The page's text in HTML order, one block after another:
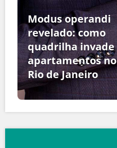
Modus operandi
revelado: como
quadrilha invade
apartamentos no
Rio de Janeiro